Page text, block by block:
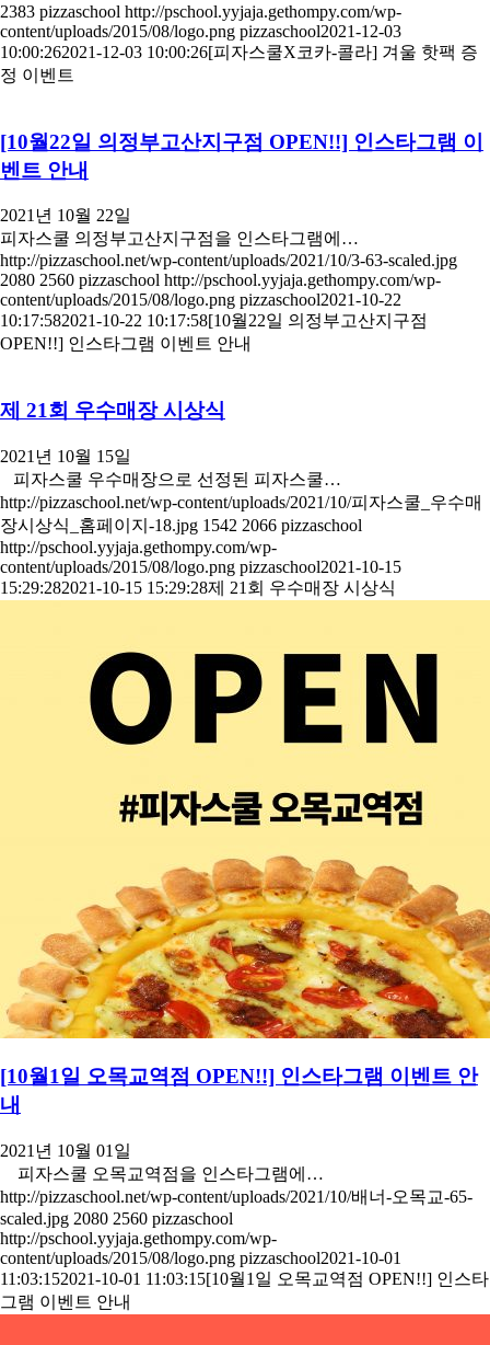
2383 pizzaschool http://pschool.yyjaja.gethompy.com/wp-
content/uploads/2015/08/logo.png pizzaschool2021-12-03
10:00:262021-12-03 10:00:26[피자스쿨X코카-콜라] 겨울 핫팩 증
정 이벤트
[10월22일 의정부고산지구점 OPEN!!] 인스타그램 이
벤트 안내
2021년 10월 22일
피자스쿨 의정부고산지구점을 인스타그램에…
http://pizzaschool.net/wp-content/uploads/2021/10/3-63-scaled.jpg
2080 2560 pizzaschool http://pschool.yyjaja.gethompy.com/wp-
content/uploads/2015/08/logo.png pizzaschool2021-10-22
10:17:582021-10-22 10:17:58[10월22일 의정부고산지구점
OPEN!!] 인스타그램 이벤트 안내
제 21회 우수매장 시상식
2021년 10월 15일
피자스쿨 우수매장으로 선정된 피자스쿨…
http://pizzaschool.net/wp-content/uploads/2021/10/피자스쿨_우수매
장시상식_홈페이지-18.jpg 1542 2066 pizzaschool
http://pschool.yyjaja.gethompy.com/wp-
content/uploads/2015/08/logo.png pizzaschool2021-10-15
15:29:282021-10-15 15:29:28제 21회 우수매장 시상식
[10월1일 오목교역점 OPEN!!] 인스타그램 이벤트 안
내
2021년 10월 01일
피자스쿨 오목교역점을 인스타그램에…
http://pizzaschool.net/wp-content/uploads/2021/10/배너-오목교-65-
scaled.jpg 2080 2560 pizzaschool
http://pschool.yyjaja.gethompy.com/wp-
content/uploads/2015/08/logo.png pizzaschool2021-10-01
11:03:152021-10-01 11:03:15[10월1일 오목교역점 OPEN!!] 인스타
그램 이벤트 안내